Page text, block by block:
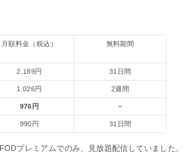
月額料金（税込） 無料期間
2,189円 31 日間
1,026円 2週間
976円 －
990円 31 日間
FODプレミアムでのみ、見放題配信していました。